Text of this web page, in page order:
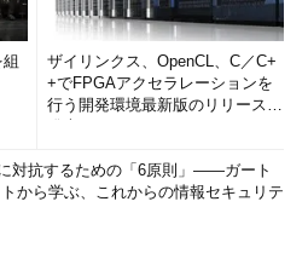
ザイリンクス、OpenCL、C／C+
+でFPGAアクセラレーションを
行う開発環境最新版のリリースを
対抗するための「6原則」――ガート
から学ぶ、これからの情報セキュリテ